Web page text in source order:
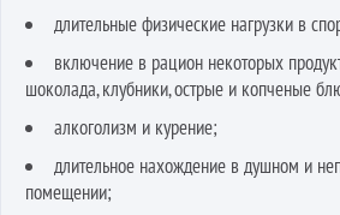
длительные физические нагрузки в
включение в рацион некоторых
шоколада, клубники, острые и копченые
алкоголизм и курение;
длительное нахождение в душном и
помещении;